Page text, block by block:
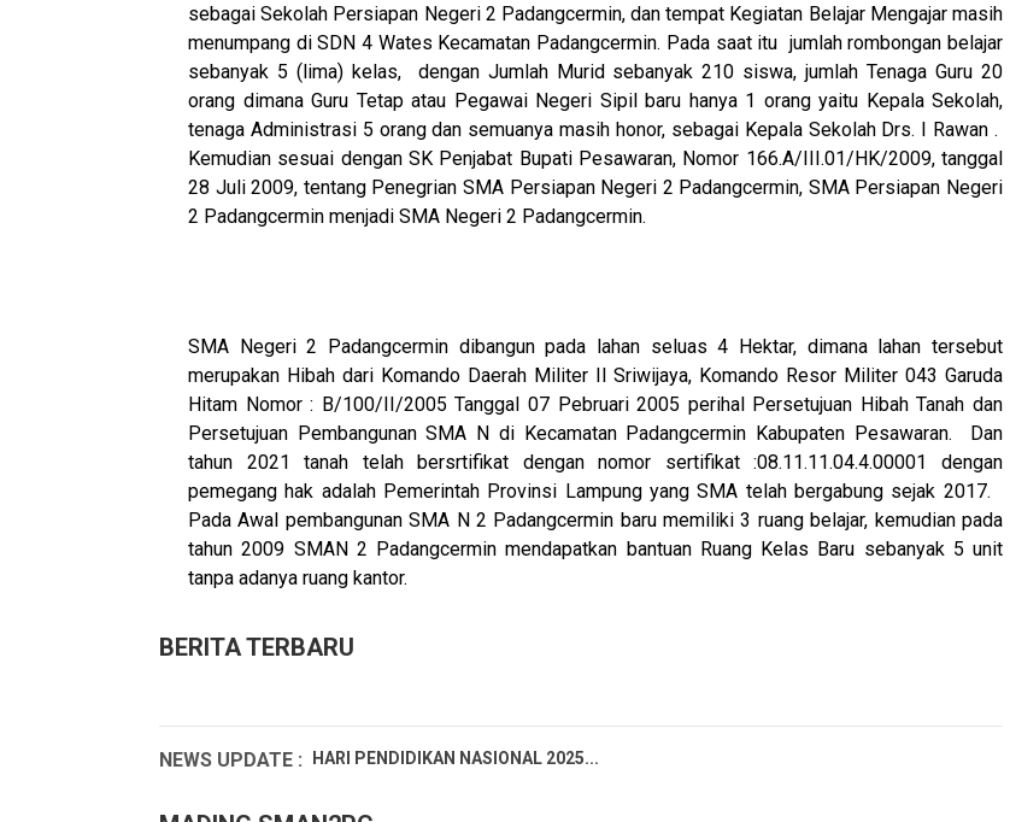
sebagai Sekolah Persiapan Negeri 2 Padangcermin, dan tempat Kegiatan Belajar Mengajar masih
menumpang di SDN 4 Wates Kecamatan Padangcermin. Pada saat itu jumlah rombongan belajar
sebanyak 5 (lima) kelas, dengan Jumlah Murid sebanyak 210 siswa, jumlah Tenaga Guru 20
orang dimana Guru Tetap atau Pegawai Negeri Sipil baru hanya 1 orang yaitu Kepala Sekolah,
tenaga Administrasi 5 orang dan semuanya masih honor, sebagai Kepala Sekolah Drs. I Rawan .
Kemudian sesuai dengan SK Penjabat Bupati Pesawaran, Nomor 166.A/III.01/HK/2009, tanggal
28 Juli 2009, tentang Penegrian SMA Persiapan Negeri 2 Padangcermin, SMA Persiapan Negeri
2 Padangcermin menjadi SMA Negeri 2 Padangcermin.
SMA Negeri 2 Padangcermin dibangun pada lahan seluas 4 Hektar, dimana lahan tersebut
merupakan Hibah dari Komando Daerah Militer II Sriwijaya, Komando Resor Militer 043 Garuda
Hitam Nomor : B/100/II/2005 Tanggal 07 Pebruari 2005 perihal Persetujuan Hibah Tanah dan
Persetujuan Pembangunan SMA N di Kecamatan Padangcermin Kabupaten Pesawaran. Dan
tahun 2021 tanah telah bersrtifikat dengan nomor sertifikat :08.11.11.04.4.00001 dengan
pemegang hak adalah Pemerintah Provinsi Lampung yang SMA telah bergabung sejak 2017.
Pada Awal pembangunan SMA N 2 Padangcermin baru memiliki 3 ruang belajar, kemudian pada
tahun 2009 SMAN 2 Padangcermin mendapatkan bantuan Ruang Kelas Baru sebanyak 5 unit
tanpa adanya ruang kantor.
BERITA TERBARU
NEWS UPDATE : HARI PENDIDIKAN NASIONAL 2025...